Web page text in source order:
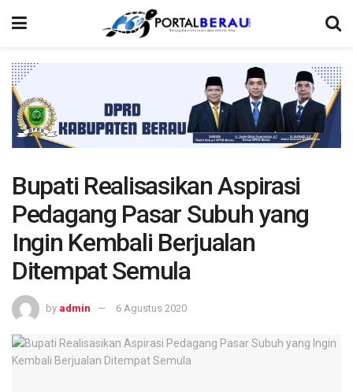
Bupati Realisasikan Aspirasi
Pedagang Pasar Subuh yang
Ingin Kembali Berjualan
Ditempat Semula
by admin 6 Agustus 2020